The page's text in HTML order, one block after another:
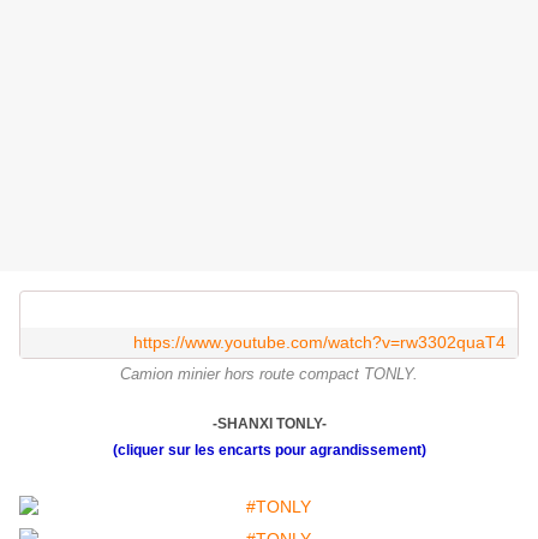
https://www.youtube.com/watch?v=rw3302quaT4
Camion minier hors route compact TONLY.
-SHANXI TONLY-
(cliquer sur les encarts pour agrandissement)